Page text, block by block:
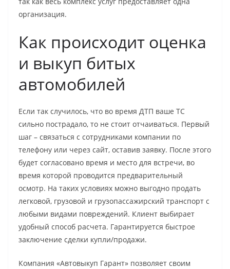
организация.
Как происходит оценка
и выкуп битых
автомобилей
Если так случилось, что во время ДТП ваше ТС
сильно пострадало, то не стоит отчаиваться. Первый
шаг – связаться с сотрудниками компании по
телефону или через сайт, оставив заявку. После этого
будет согласовано время и место для встречи, во
время которой проводится предварительный
осмотр. На таких условиях можно выгодно продать
легковой, грузовой и грузопассажирский транспорт с
любыми видами повреждений. Клиент выбирает
удобный способ расчета. Гарантируется быстрое
заключение сделки купли/продажи.
Компания «Автовыкуп Гарант» позволяет своим